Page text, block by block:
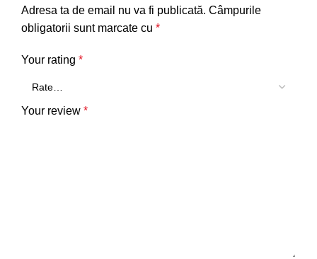
Adresa ta de email nu va fi publicată. Câmpurile
obligatorii sunt marcate cu *
Your rating *
Your review *